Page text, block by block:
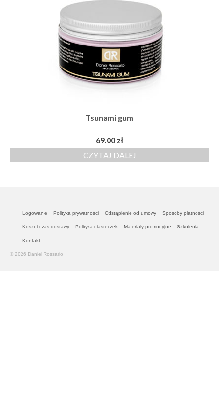
Tsunami gum
69.00 zł
CZYTAJ DALEJ
Logowanie Polityka prywatności Odstąpienie od umowy Sposoby płatności
Koszt i czas dostawy Polityka ciasteczek Materiały promocyjne Szkolenia
Kontakt
© 2026 Daniel Rossario